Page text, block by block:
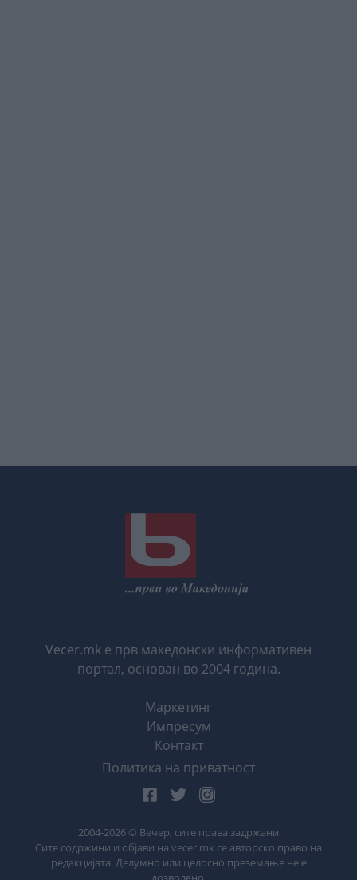
Vecer.mk е прв македонски информативен
портал, основан во 2004 година.
Маркетинг
Импресум
Контакт
Политика на приватност
2004-2026 © Вечер, сите права задржани
Сите содржини и објави на vecer.mk се авторско право на
редакцијата. Делумно или целосно преземање не е